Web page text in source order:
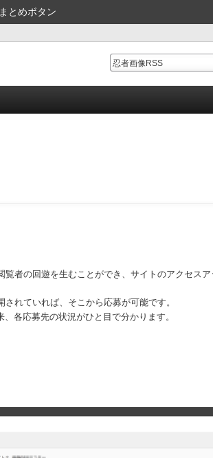
とめボタン
者の回遊を生むことができ、サイトのアクセス
れていれば、そこから応募が可能です。
各応募先の状況がひと目で分かります。